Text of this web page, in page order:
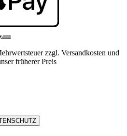
zzgl. Versandkosten und
früherer Preis